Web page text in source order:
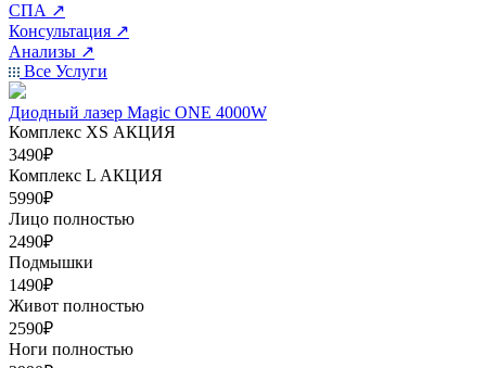
СПА ↗
Консультация ↗
Анализы ↗
Все Услуги
Диодный лазер Magic ONE 4000W
Комплекс ХS АКЦИЯ
3490₽
Комплекс L АКЦИЯ
5990₽
Лицо полностью
2490₽
Подмышки
1490₽
Живот полностью
2590₽
Ноги полностью